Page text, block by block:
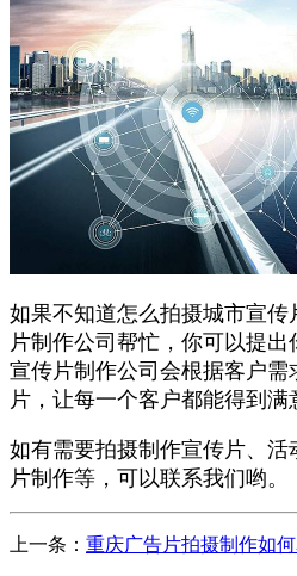
如果不知道怎么拍摄城市宣
片制作公司帮忙，你可以提
宣传片制作公司会根据客户
片，让每一个客户都能得到满
如有需要拍摄制作宣传片、
片制作等，可以联系我们哟。
上一条： 重庆广告片拍摄制作如